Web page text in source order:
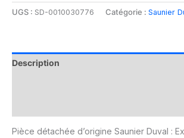
UGS : SD-0010030776 Catégorie : Saunier
Description
Pièce détachée d’origine Saunier Duval :